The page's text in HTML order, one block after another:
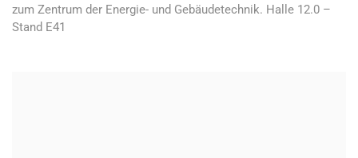
zum Zentrum der Energie- und Gebäudetechnik. Halle 12.0 –
Stand E41